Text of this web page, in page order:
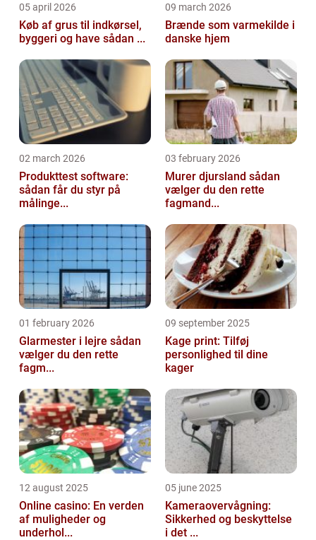
05 april 2026
Køb af grus til indkørsel,
byggeri og have sådan ...
09 march 2026
Brænde som varmekilde i
danske hjem
02 march 2026
Produkttest software:
sådan får du styr på
målinge...
03 february 2026
Murer djursland sådan
vælger du den rette
fagmand...
01 february 2026
Glarmester i lejre sådan
vælger du den rette
fagm...
09 september 2025
Kage print: Tilføj
personlighed til dine
kager
12 august 2025
Online casino: En verden
af muligheder og
underhol...
05 june 2025
Kameraovervågning:
Sikkerhed og beskyttelse
i det ...